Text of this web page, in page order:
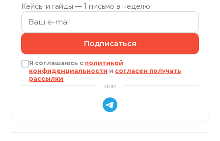
Кейсы и гайды — 1 письмо в неделю
Подписаться
Я соглашаюсь с политикой
конфиденциальности и согласен получать
рассылки
или